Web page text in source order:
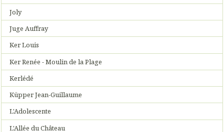
Joly
Juge Auffray
Ker Louis
Ker Renée - Moulin de la Plage
Kerlédé
Küpper Jean-Guillaume
L'Adolescente
L'Allée du Château